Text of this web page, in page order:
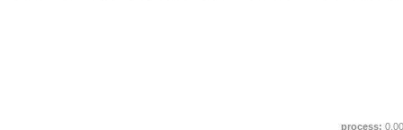
process: